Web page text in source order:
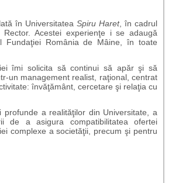
în UniversitateaSpiru Haret, în cadrul
Acestei experienţe i se adaugă
Fundaţiei România de Mâine, în toate
îmi solicita să continui să apăr şi să
un management realist, raţional, centrat
învăţământ, cercetare şi relaţia cu
a realităţilor din Universitate, a
de a asigura compatibilitatea ofertei
complexe a societăţii, precum şi pentru